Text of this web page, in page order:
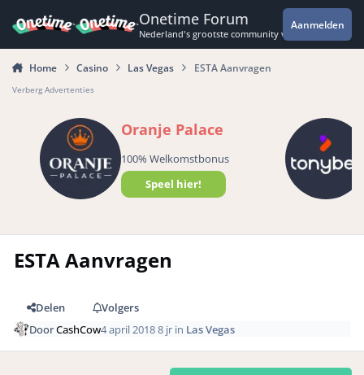
Onetime Forum
Nederland's grootste community voor de
Aanmelden
Home Casino Las Vegas ESTA Aanvragen
Verberg Advertenties
Oranje Palace
100% Welkomstbonus
Speel hier!
ESTA Aanvragen
Delen
Volgers
DoorCashCow4 april 20188 jr in Las Vegas